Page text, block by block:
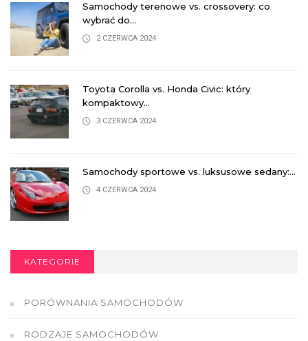
Samochody terenowe vs. crossovery: co
wybrać do...
2 CZERWCA 2024
Toyota Corolla vs. Honda Civic: który
kompaktowy...
3 CZERWCA 2024
Samochody sportowe vs. luksusowe sedany:...
4 CZERWCA 2024
KATEGORIE
PORÓWNANIA SAMOCHODÓW
RODZAJE SAMOCHODÓW